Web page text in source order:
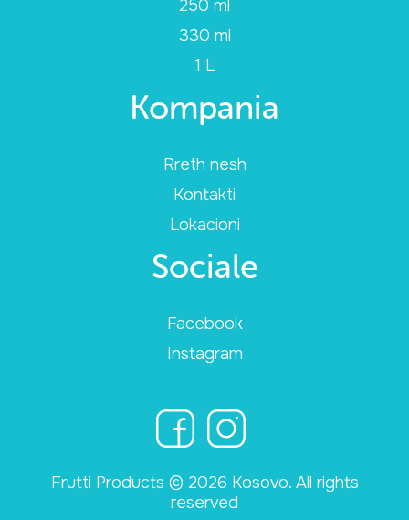
250 ml
330 ml
1 L
Kompania
Rreth nesh
Kontakti
Lokacioni
Sociale
Facebook
Instagram
Frutti Products © 2026 Kosovo. All rights
reserved